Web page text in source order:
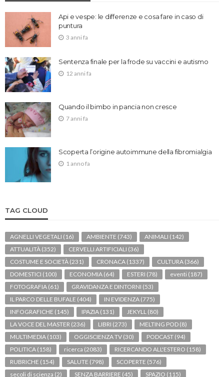
Api e vespe: le differenze e cosa fare in caso di
puntura
3 anni fa
Sentenza finale per la frode su vaccini e autismo
12 anni fa
Quando il bimbo in pancia non cresce
7 anni fa
Scoperta l’origine autoimmune della fibromialgia
1 anno fa
TAG CLOUD
AGNELLI VEGETALI (16) AMBIENTE (743) ANIMALI (142)
ATTUALITÀ (352) CERVELLI ARTIFICIALI (36)
COSTUME E SOCIETÀ (231) CRONACA (1337) CULTURA (366)
DOMESTICI (100) ECONOMIA (64) ESTERI (78) eventi (187)
FOTOGRAFIA (61) GRAVIDANZA E DINTORNI (53)
IL PARCO DELLE BUFALE (404) IN EVIDENZA (775)
INFOGRAFICHE (145) IPAZIA (131) JEKYLL (80)
LA VOCE DEL MASTER (236) LIBRI (273) MELTING POD (8)
MULTIMEDIA (103) OGGISCIENZA TV (30) PODCAST (94)
POLITICA (158) ricerca (2083) RICERCANDO ALL'ESTERO (158)
RUBRICHE (154) SALUTE (798) SCOPERTE (576)
secoli di scienza (2) SENZA BARRIERE (45) SPAZIO (115)